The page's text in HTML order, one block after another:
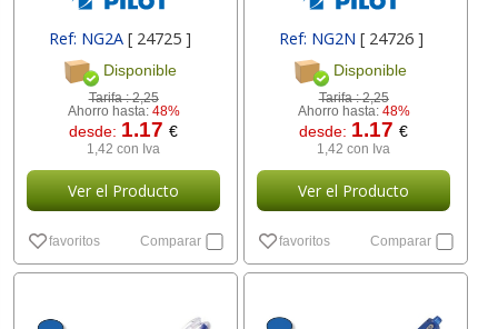
Ref: NG2A[ 24725 ]
Disponible
Tarifa :2,25
Ahorro hasta: 48%
desde: 1.17€
1,42 con Iva
Ver el Producto
favoritos Comparar
Ref: NG2N [ 24726 ]
Disponible
Tarifa :2,25
Ahorro hasta: 48%
desde: 1.17€
1,42 con Iva
Ver el Producto
favoritos Comparar